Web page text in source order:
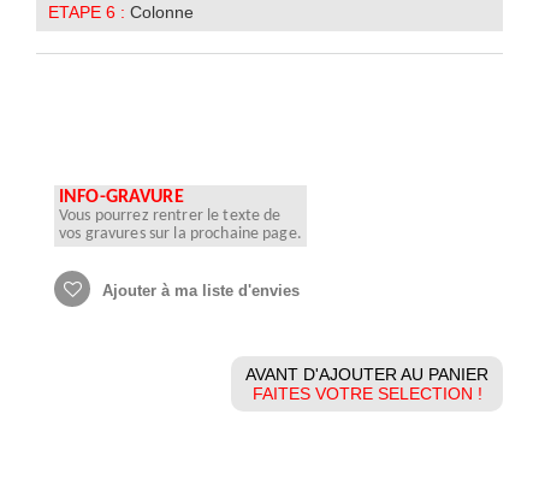
ETAPE 6 : Colonne
INFO-GRAVURE
Vous pourrez rentrer le texte de
vos gravures sur la prochaine page.
Ajouter à ma liste d'envies
AVANT D'AJOUTER AU PANIER
FAITES VOTRE SELECTION !